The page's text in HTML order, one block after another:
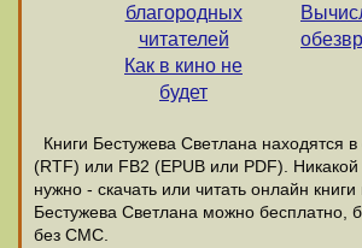
благородных
читателей
Как в кино не
будет
Книги Бестужева Светлана находятся
(RTF) или FB2 (EPUB или PDF). Никакой
нужно - скачать или читать онлайн книги
Бестужева Светлана можно бесплатно,
без СМС.